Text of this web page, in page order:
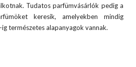
Tudatos parfümvásárlók pedig a
keresik, amelyekben mindig
természetes alapanyagok vannak.